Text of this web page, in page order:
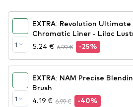
1
EXTRA: Revolution
Chromatic Liner - Lilac
5.24 € 6.99 € -25%
1
EXTRA: NAM Precise
Brush
4.19 € 6.99 € -40%